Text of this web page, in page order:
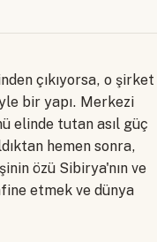
çıkıyorsa, o şirket
bir yapı. Merkezi
elinde tutan asıl güç
hemen sonra,
özü Sibirya'nın ve
etmek ve dünya